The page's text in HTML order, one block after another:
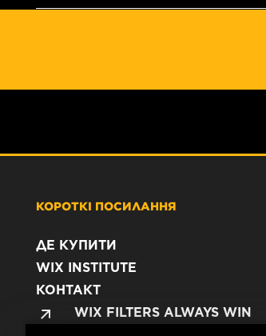
КОРОТКІ ПОСИЛАННЯ
ДЕ КУПИТИ
WIX INSTITUTE
КОНТАКТ
WIX FILTERS ALWAYS WIN